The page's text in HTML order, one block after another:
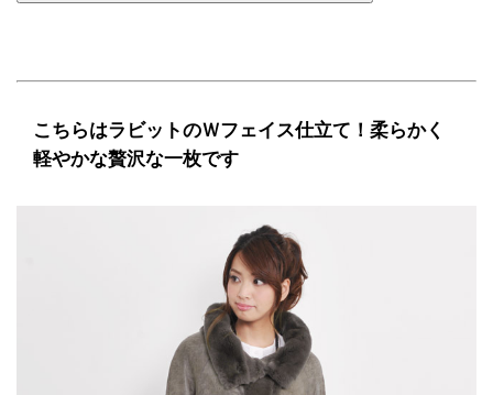
こちらはラビットのＷフェイス仕立て！柔らかく
軽やかな贅沢な一枚です